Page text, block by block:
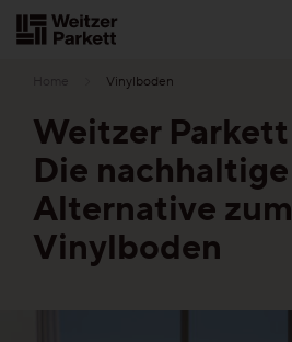
Showrooms
Bodenschätze
Zum
Inhalt
Vinylboden
Weitzer Parkett
Die nachhaltige
Alternative zum
Vinylboden